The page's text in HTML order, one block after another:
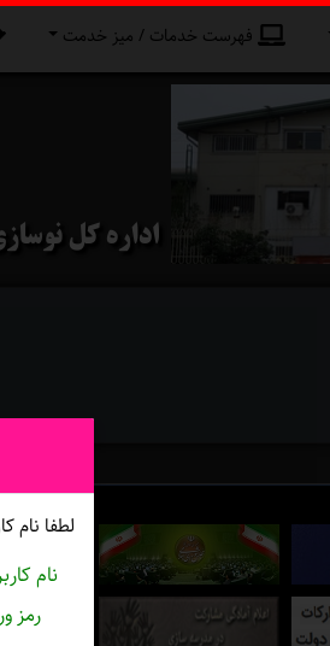
فهرست خدمات / میز خدمت
لطفا نام
نام
رمز